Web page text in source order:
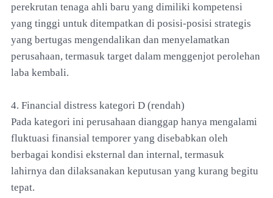
perekrutan tenaga ahli baru yang dimiliki kompetensi
yang tinggi untuk ditempatkan di posisi-posisi strategis
yang bertugas mengendalikan dan menyelamatkan
perusahaan, termasuk target dalam menggenjot perolehan
laba kembali.
4. Financial distress kategori D (rendah)
Pada kategori ini perusahaan dianggap hanya mengalami
fluktuasi finansial temporer yang disebabkan oleh
berbagai kondisi eksternal dan internal, termasuk
lahirnya dan dilaksanakan keputusan yang kurang begitu
tepat.